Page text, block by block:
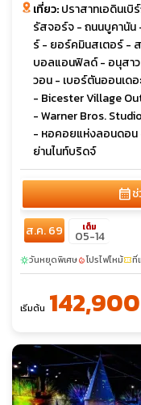
เที่ยว:ปราสาทเอดินเ
รัสจอร์จ - ถนนบูคานัน
ร์ - ยอร์คมินสเตอร์ -
บอลแอนฟิลด์ - อนุสา
วอน - เบอร์ตันออนเด
- Bicester Village
- Warner Bros.
- หอคอยแห่งลอนดอ
ย่านไนท์บริดจ์
calendar_monthช่
ส.ค. 69 เต็ม
05-14
sunnyวันหยุดพิเศษlocal_fire_departmentโปรไฟไหม้confirmation_numberที่
เริ่มต้น